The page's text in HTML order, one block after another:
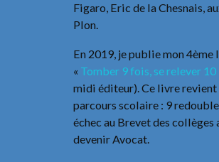
Figaro, Eric de la Chesnais,
Plon.
En 2019, je publie mon
« Tomber 9 fois, se relever 10
midi éditeur). Ce livre revient
parcours scolaire : 9
échec au Brevet des collèges
devenir Avocat.